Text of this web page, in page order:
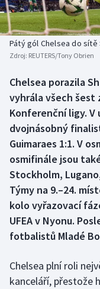
Baseball a softbal
Basketbal
Boby a skeleton
Box
Curling
Cyklistika
Dostihy
Florbal
Futsal
Historické návraty
Aplikace ČT sport
Pátý gól Chelsea do sítě
Zdroj: REUTERS/Tony Obrien
Chelsea porazila
vyhrála všech šest
Konferenční ligy.
dvojnásobný
Guimaraes 1:1. V
osmifinále jsou
Stockholm,
Týmy na 9.–24.
kolo vyřazovací
UFEA v Nyonu.
fotbalistů Mladé
Chelsea plní roli
kanceláří, přestože